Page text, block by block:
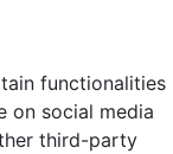
functionalities
on social media
third-party